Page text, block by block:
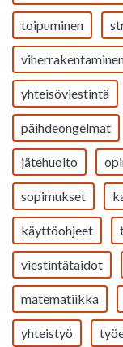
toipuminen
yhteisöviestintä
päihdeongelmat
jätehuolto
sopimukset
käyttöohjeet
viestintätaidot
matematiikka
yhteistyö